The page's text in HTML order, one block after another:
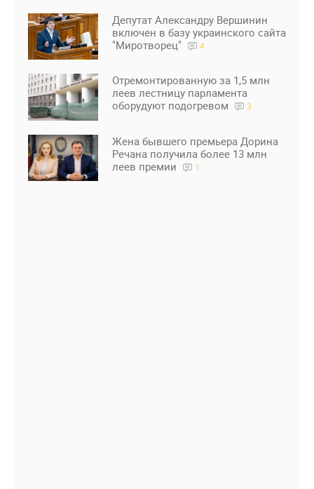
Депутат Александру Вершинин
включен в базу украинского сайта
"Миротворец"
4
Отремонтированную за 1,5 млн
леев лестницу парламента
оборудуют подогревом
3
Жена бывшего премьера Дорина
Речана получила более 13 млн
леев премии
1